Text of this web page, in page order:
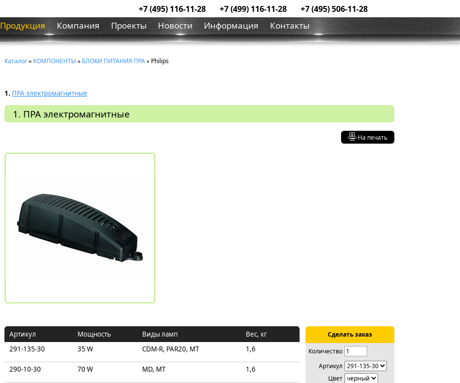
+7 (495) 116-11-28 +7 (499) 116-11-28 +7 (495) 506-11-28
Продукция Компания Проекты Новости Информация Контакты
Каталог» КОМПОНЕНТЫ» БЛОКИ ПИТАНИЯ ПРА» Philips
1. ПРА электромагнитные
1. ПРА электромагнитные
На печать
Артикул Мощность Виды ламп
Вес, кг
291-135-30
35 W CDM-R, PAR20, MT 1,6
290-10-30 70 W MD, MT 1,6
Сделать заказ
Количество
Артикул
Цвет